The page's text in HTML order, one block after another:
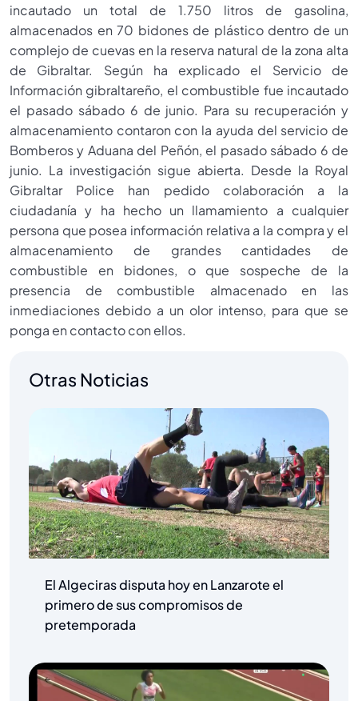
incautado un total de 1.750 litros de gasolina,
almacenados en 70 bidones de plástico dentro de un
complejo de cuevas en la reserva natural de la zona alta
de Gibraltar. Según ha explicado el Servicio de
Información gibraltareño, el combustible fue incautado
el pasado sábado 6 de junio. Para su recuperación y
almacenamiento contaron con la ayuda del servicio de
Bomberos y Aduana del Peñón, el pasado sábado 6 de
junio. La investigación sigue abierta. Desde la Royal
Gibraltar Police han pedido colaboración a la
ciudadanía y ha hecho un llamamiento a cualquier
persona que posea información relativa a la compra y el
almacenamiento de grandes cantidades de
combustible en bidones, o que sospeche de la
presencia de combustible almacenado en las
inmediaciones debido a un olor intenso, para que se
ponga en contacto con ellos.
Otras Noticias
El Algeciras disputa hoy en Lanzarote el
primero de sus compromisos de
pretemporada